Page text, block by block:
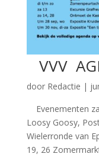
VVV
door Redactie |
Evenementen
Loosy Goosy,
Wielerronde van
19, 26